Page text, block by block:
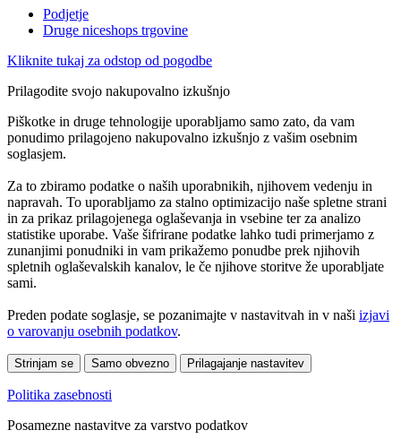
Podjetje
Druge niceshops trgovine
Kliknite tukaj za odstop od pogodbe
Prilagodite svojo nakupovalno izkušnjo
Piškotke in druge tehnologije uporabljamo samo zato, da vam
ponudimo prilagojeno nakupovalno izkušnjo z vašim osebnim
soglasjem.
Za to zbiramo podatke o naših uporabnikih, njihovem vedenju in
napravah. To uporabljamo za stalno optimizacijo naše spletne strani
in za prikaz prilagojenega oglaševanja in vsebine ter za analizo
statistike uporabe. Vaše šifrirane podatke lahko tudi primerjamo z
zunanjimi ponudniki in vam prikažemo ponudbe prek njihovih
spletnih oglaševalskih kanalov, le če njihove storitve že uporabljate
sami.
Preden podate soglasje, se pozanimajte v nastavitvah in v naši izjavi
o varovanju osebnih podatkov.
Strinjam se Samo obvezno Prilagajanje nastavitev
Politika zasebnosti
Posamezne nastavitve za varstvo podatkov